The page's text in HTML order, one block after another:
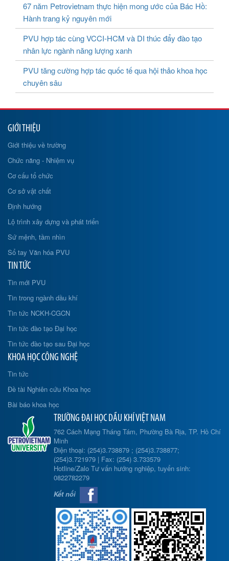
67 năm Petrovietnam thực hiện mong ước của Bác Hồ:
Hành trang kỷ nguyên mới
PVU hợp tác cùng VCCI-HCM và DI thúc đẩy đào tạo
nhân lực ngành năng lượng xanh
PVU tăng cường hợp tác quốc tế qua hội thảo khoa học
chuyên sâu
GIỚI THIỆU
Giới thiệu về trường
Chức năng - Nhiệm vụ
Cơ cấu tổ chức
Cơ sở vật chất
Định hướng
Lộ trình xây dựng và phát triển
Sứ mệnh, tầm nhìn
Sổ tay Văn hóa PVU
TIN TỨC
Tin mới PVU
Tin trong ngành dầu khí
Tin tức NCKH-CGCN
Tin tức đào tạo Đại học
Tin tức đào tạo sau Đại học
KHOA HỌC CÔNG NGHỆ
Tin tức
Đề tài Nghiên cứu Khoa học
Bài báo khoa học
TRƯỜNG ĐẠI HỌC DẦU KHÍ VIỆT NAM
762 Cách Mạng Tháng Tám, Phường Bà Rịa, TP. Hồ Chí
Minh
Điện thoại: (254)3.738879 ; (254)3.738877;
(254)3.721979 | Fax: (254) 3.733579
Hotline/Zalo Tư vấn hướng nghiệp, tuyển sinh:
0822782279
Kết nối